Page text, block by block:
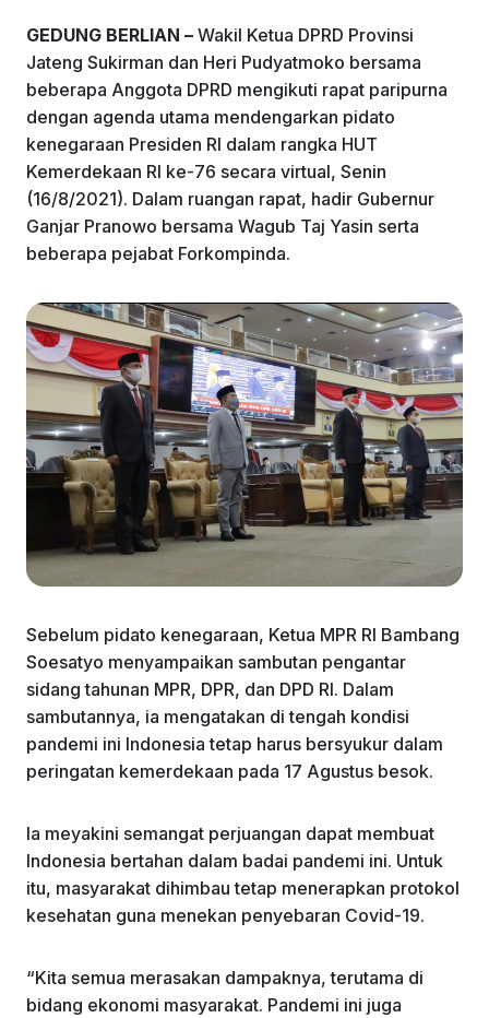
o
k
p
GEDUNG BERLIAN – Wakil Ketua DPRD Provinsi
Jateng Sukirman dan Heri Pudyatmoko bersama
beberapa Anggota DPRD mengikuti rapat paripurna
dengan agenda utama mendengarkan pidato
kenegaraan Presiden RI dalam rangka HUT
Kemerdekaan RI ke-76 secara virtual, Senin
(16/8/2021). Dalam ruangan rapat, hadir Gubernur
Ganjar Pranowo bersama Wagub Taj Yasin serta
beberapa pejabat Forkompinda.
Sebelum pidato kenegaraan, Ketua MPR RI Bambang
Soesatyo menyampaikan sambutan pengantar
sidang tahunan MPR, DPR, dan DPD RI. Dalam
sambutannya, ia mengatakan di tengah kondisi
pandemi ini Indonesia tetap harus bersyukur dalam
peringatan kemerdekaan pada 17 Agustus besok.
Ia meyakini semangat perjuangan dapat membuat
Indonesia bertahan dalam badai pandemi ini. Untuk
itu, masyarakat dihimbau tetap menerapkan protokol
kesehatan guna menekan penyebaran Covid-19.
“Kita semua merasakan dampaknya, terutama di
bidang ekonomi masyarakat. Pandemi ini juga